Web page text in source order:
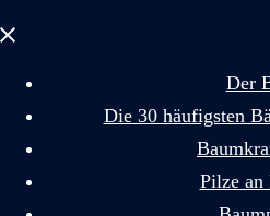
Menü
Der
Die 30 häufigsten
Pilze an